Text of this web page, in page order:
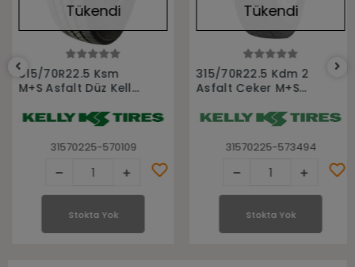
Stokta Yok
Tükendi
315/70R22.5 Ksm
M+S Asfalt Düz Kelly
31570225-570109
Stokta Yok
Stokta Yok
Tükendi
315/70R22.5 Kdm 2
Asfalt Çeker M+S
31570225-573494
Stokta Yok